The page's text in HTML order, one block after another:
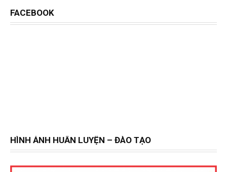
FACEBOOK
HÌNH ẢNH HUẤN LUYỆN – ĐÀO TẠO